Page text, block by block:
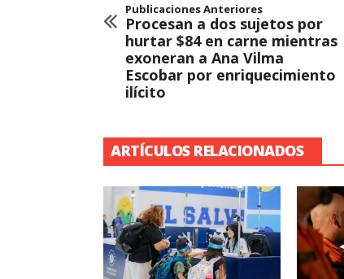
Publicaciones Anteriores
Procesan a dos sujetos por
hurtar $84 en carne mientras
exoneran a Ana Vilma
Escobar por enriquecimiento
ilícito
ARTÍCULOS RELACIONADOS